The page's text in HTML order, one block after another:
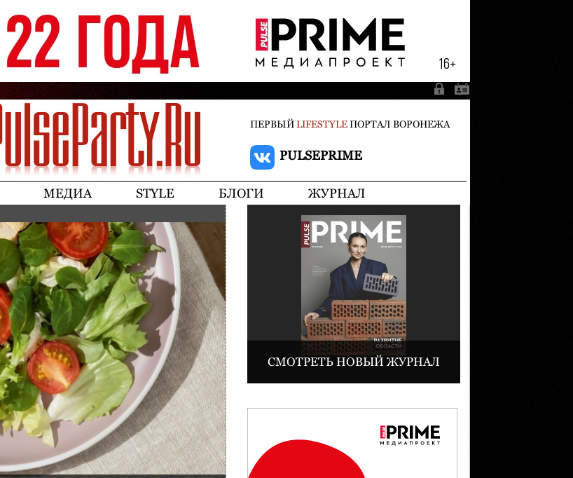
ПЕРВЫЙLIFESTYLEПОРТАЛ ВОРОНЕЖА
PULSEPRIME
МЕДИА STYLE БЛОГИ ЖУРНАЛ
СМОТРЕТЬ НОВЫЙ ЖУРНАЛ